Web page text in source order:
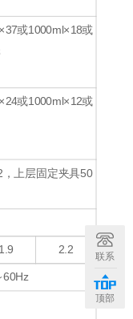
或1000ml×18或
或1000ml×12或
上层固定夹具50
1.9 2.2
60Hz
联系
顶部